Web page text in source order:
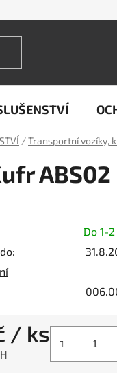
FAQ - nejčastější
/Transportní vozíky,
Do 1-
/ ks